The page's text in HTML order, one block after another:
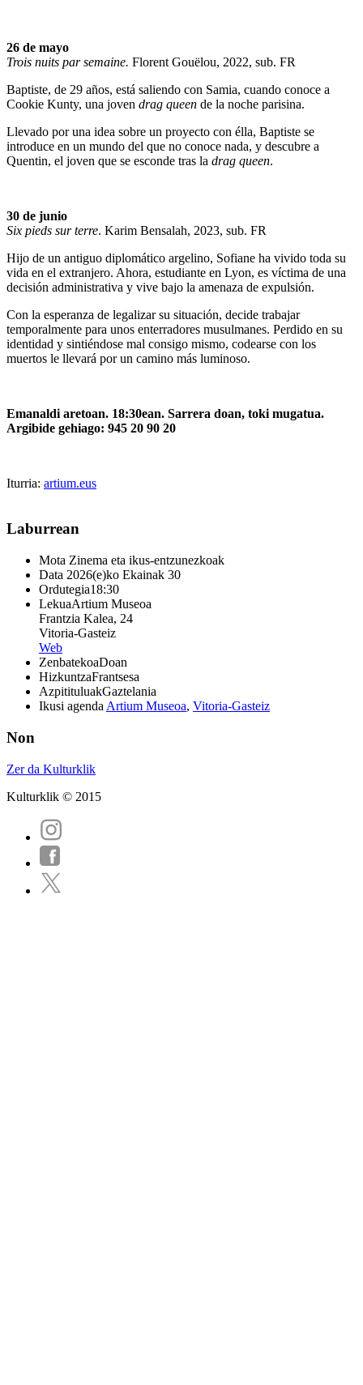
26 de mayo
Trois nuits par semaine. Florent Gouëlou, 2022, sub. FR
Baptiste, de 29 años, está saliendo con Samia, cuando conoce a
Cookie Kunty, una joven drag queen de la noche parisina.
Llevado por una idea sobre un proyecto con élla, Baptiste se
introduce en un mundo del que no conoce nada, y descubre a
Quentin, el joven que se esconde tras la drag queen.
30 de junio
Six pieds sur terre. Karim Bensalah, 2023, sub. FR
Hijo de un antiguo diplomático argelino, Sofiane ha vivido toda su
vida en el extranjero. Ahora, estudiante en Lyon, es víctima de una
decisión administrativa y vive bajo la amenaza de expulsión.
Con la esperanza de legalizar su situación, decide trabajar
temporalmente para unos enterradores musulmanes. Perdido en su
identidad y sintiéndose mal consigo mismo, codearse con los
muertos le llevará por un camino más luminoso.
Emanaldi aretoan. 18:30ean. Sarrera doan, toki mugatua.
Argibide gehiago: 945 20 90 20
Iturria: artium.eus
Laburrean
Mota Zinema eta ikus-entzunezkoak
Data 2026(e)ko Ekainak 30
Ordutegia18:30
LekuaArtium Museoa
Frantzia Kalea, 24
Vitoria-Gasteiz
Web
ZenbatekoaDoan
HizkuntzaFrantsesa
AzpitituluakGaztelania
Ikusi agenda Artium Museoa, Vitoria-Gasteiz
Non
Zer da Kulturklik
Kulturklik © 2015